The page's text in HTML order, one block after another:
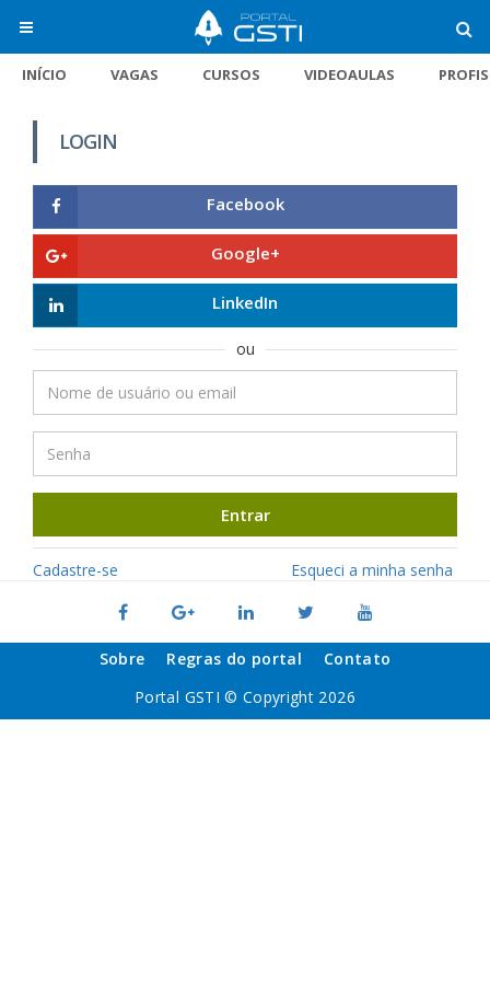
INÍCIO VAGAS CURSOS VIDEOAULAS
LOGIN
Facebook
Google+
LinkedIn
ou
Entrar
Cadastre-se Esqueci a minha senha
Sobre Regras do portal
Contato
Portal GSTI © Copyright 2026